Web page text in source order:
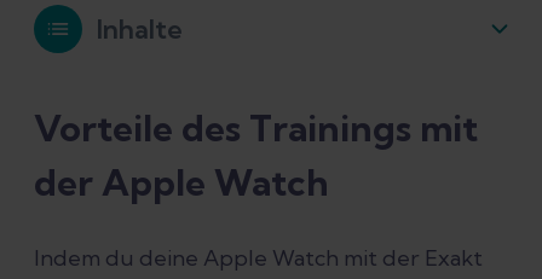
Inhalte
Vorteile des Trainings mit der Apple
Watch
Vorteile des Trainings mit
der Apple Watch
Indem du deine Apple Watch mit der Exakt